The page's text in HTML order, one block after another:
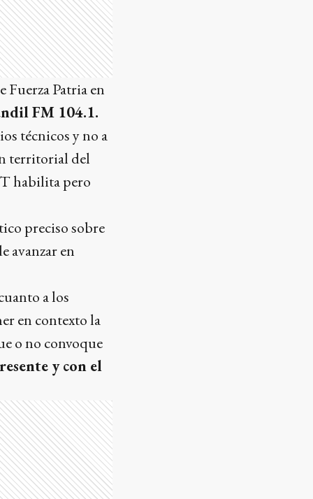
Fuerza Patria en
FM 104.1.
técnicos y no a
territorial del
habilita pero
preciso sobre
avanzar en
a los
en contexto la
o no convoque
y con el